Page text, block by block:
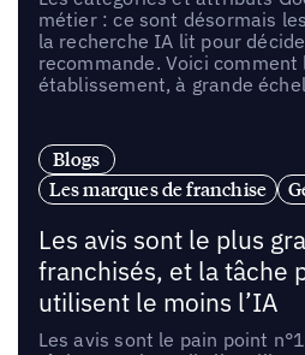
métier : ce sont désormais
la recherche IA lit pour
recommande. Voici comment
établissement, à grande
Blogs
Les marques de franchise
Les avis sont le plus
franchisés, et la tâche
utilisent le moins l’IA
Les avis sont le pain point